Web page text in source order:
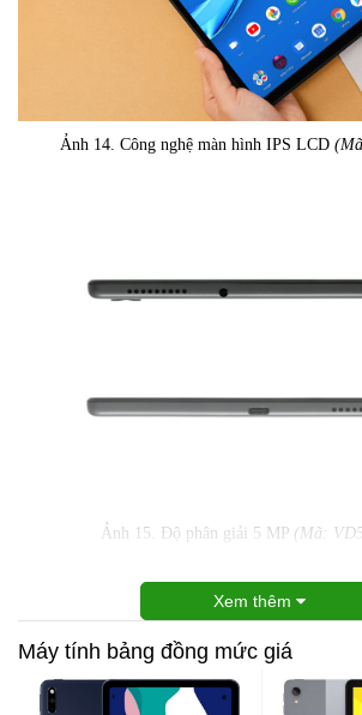
Ảnh 14. Công nghệ màn hình IPS LCD
Ảnh 15. Độ phân giải 5 MP (Mã:
Xem thêm
Máy tính bảng đồng mức giá